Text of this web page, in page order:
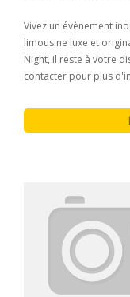
Vivez un évènement
limousine luxe et
Night, il reste à votre
contacter pour plus